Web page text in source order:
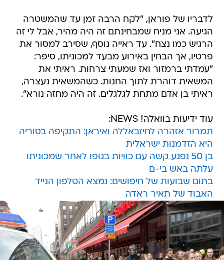
לדבריו של פוראן, "לקח הרבה זמן עד שהמשטרה
הגיעה. אני מניח שמבחינתם זה היה מהיר, אבל לי זה
הרגיש כמו נצח". עד ראייה נוסף, שסירב למסור את
פרטיו, אך הבחין באירוע מבעד למכוניתו, סיפר:
"עמדתי ברמזור ואז שמעתי צרחות. ראיתי את
המשאית דוהרת לתוך החנות. כשהמשאית נעצרה,
ראיתי בן אדם מתחת לגלגלים. זה היה מחזה נורא".
עוד ידיעות בוואלה! NEWS:
תמרור אזהרה לחיזבאללה ואיראן: התקיפה בסוריה
היא הזדמנות ישראלית
בן 50 נפגע קשה עם כוויות בגופו לאחר שמכוניתו
עלתה באש בי-ם
בתום שבועות של חיפושים: נמצא הטלפון הנייד
האבוד של תאיר ראדה